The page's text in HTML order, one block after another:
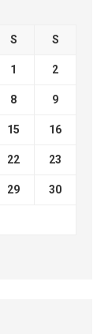
S S
1 2
8 9
15 16
22 23
29 30